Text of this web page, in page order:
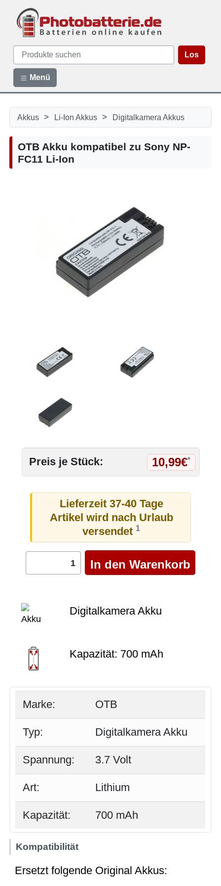
Los
Menü
Akkus > Li-Ion Akkus > Digitalkamera Akkus
OTB Akku kompatibel zu Sony NP-
FC11 Li-Ion
Preis je Stück: 10,99€*
Lieferzeit 37-40 Tage
Artikel wird nach Urlaub
versendet 1
Digitalkamera Akku
Kapazität: 700 mAh
Marke: OTB
Typ: Digitalkamera Akku
Spannung: 3.7 Volt
Art: Lithium
Kapazität: 700 mAh
Kompatibilität
Ersetzt folgende Original Akkus: